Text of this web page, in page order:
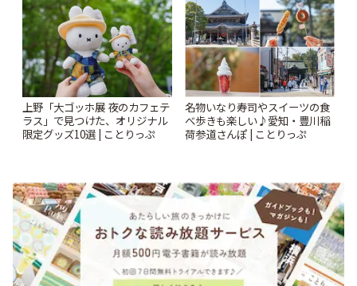
上野「大ゴッホ展 夜のカフェテ
ラス」で見つけた、オリジナル
限定グッズ10選 | ことりっぷ
名物いなり寿司やスイーツの食
べ歩きも楽しい♪愛知・豊川稲
荷参道さんぽ | ことりっぷ